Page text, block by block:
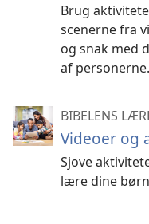
Brug
scenerne fra
og snak med
af personerne.
BIBELENS
Videoer og
Sjove
lære dine